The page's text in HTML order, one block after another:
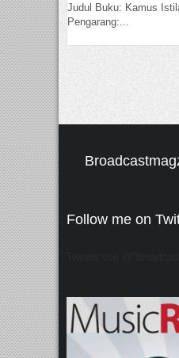
Judul Buku: Kamus
Pengarang:...
Follow me on